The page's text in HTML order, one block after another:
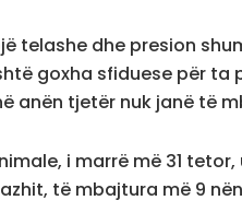
telashe dhe presion
goxha sfiduese për
anën tjetër nuk janë të
i marrë më 31
të mbajtura më 9